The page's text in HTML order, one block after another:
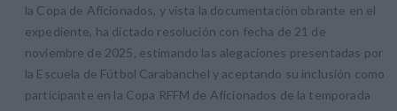
la Copa de Aficionados, y vista la documentación obrante en el
expediente, ha dictado resolución con fecha de 21 de
noviembre de 2025, estimando las alegaciones presentadas por
la Escuela de Fútbol Carabanchel y aceptando su inclusión como
participante en la Copa RFFM de Aficionados de la temporada